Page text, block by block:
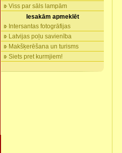
Viss par sāls lampām
Iesakām apmeklēt
Intersantas fotogrāfijas
Latvijas poļu savienība
Makšķerēšana un turisms
Siets pret kurmjiem!